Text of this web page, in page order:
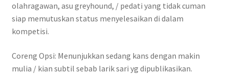
olahragawan, asu greyhound, / pedati yang tidak cuman
siap memutuskan status menyelesaikan di dalam
kompetisi.
Coreng Opsi: Menunjukkan sedang kans dengan makin
mulia / kian subtil sebab larik sari yg dipublikasikan.